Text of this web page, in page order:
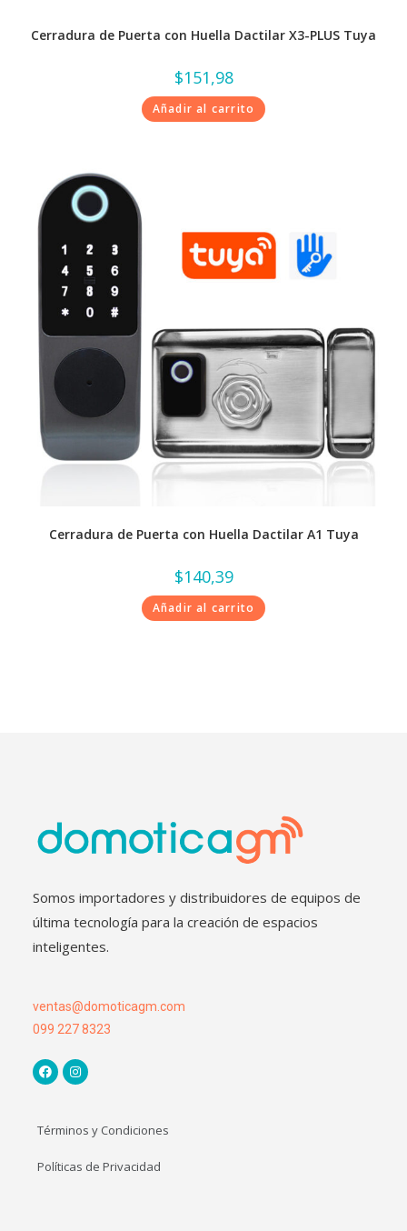
Cerradura de Puerta con Huella Dactilar X3-PLUS Tuya
$151,98
Añadir al carrito
Cerradura de Puerta con Huella Dactilar A1 Tuya
$140,39
Añadir al carrito
Somos importadores y distribuidores de equipos de
última tecnología para la creación de espacios
inteligentes.
ventas@domoticagm.com
099 227 8323
Términos y Condiciones
Políticas de Privacidad